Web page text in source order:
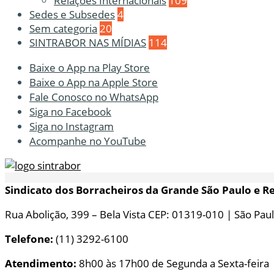
Sedes e Subsedes4
Sem categoria 20
SINTRABOR NAS MÍDIAS 114
Baixe o App na Play Store
Baixe o App na Apple Store
Fale Conosco no WhatsApp
Siga no Facebook
Siga no Instagram
Acompanhe no YouTube
Sindicato dos Borracheiros da Grande São Paulo e
Rua Abolição, 399 – Bela Vista CEP: 01319-010 | São
Telefone: (11) 3292-6100
Atendimento: 8h00 às 17h00 de Segunda a Sexta-feira